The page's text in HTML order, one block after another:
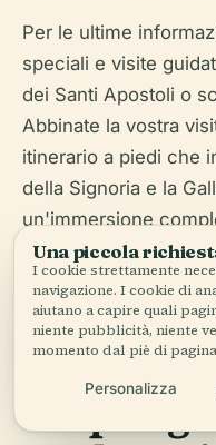
Per le ultime
speciali e visite
dei Santi Apostoli o
Abbinate la vostra
itinerario a piedi che
della Signoria e la
un'immersione
culturale di Firenze.
Una piccola
I cookie strettamente
navigazione. I cookie di
aiutano a capire quali
niente pubblicità, niente
momento dal piè di
Personalizza